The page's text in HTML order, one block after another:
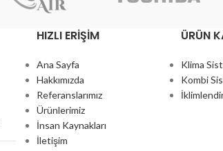
HIZLI ERIŞIM
Ana Sayfa
Hakkımızda
Referanslarımız
Ürünlerimiz
İnsan Kaynakları
İletişim
ÜRÜN
Klima
Kombi